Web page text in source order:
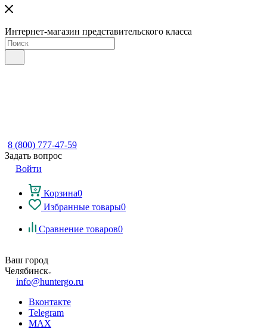
Интернет-магазин представительского класса
8 (800) 777-47-59
Задать вопрос
Войти
Корзина0
Избранные товары0
Сравнение товаров0
Ваш город
Челябинск
info@huntergo.ru
Вконтакте
Telegram
MAX